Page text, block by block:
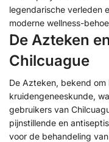
legendarische verleden
moderne wellness-
De Azteken
Chilcuague
De Azteken, bekend
kruidengeneeskunde,
gebruikers van
pijnstillende en
voor de behandeling